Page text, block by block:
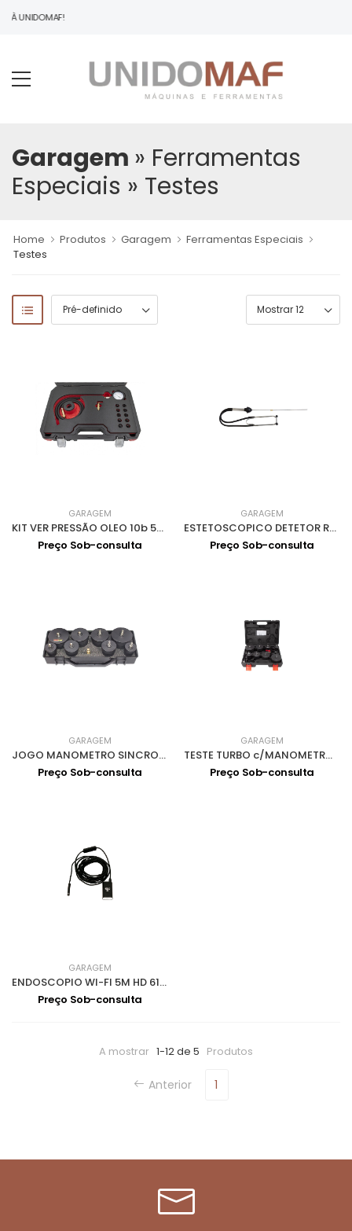
À UNIDOMAF!
Garagem » Ferramentas
Especiais » Testes
Home Produtos Garagem
Ferramentas Especiais
Testes
GARAGEM
KIT VER PRESSÃO OLEO 10b 5018
Preço Sob-consulta
GARAGEM
ESTETOSCOPICO DETETOR RUIDOS 7571
Preço Sob-consulta
GARAGEM
JOGO MANOMETRO SINCRONIZAR CARBURADORES 4484
Preço Sob-consulta
GARAGEM
TESTE TURBO c/MANOMETRO 4490
Preço Sob-consulta
GARAGEM
ENDOSCOPIO WI-FI 5M HD 6190
Preço Sob-consulta
A mostrar 1-12 de 5 Produtos
Anterior 1